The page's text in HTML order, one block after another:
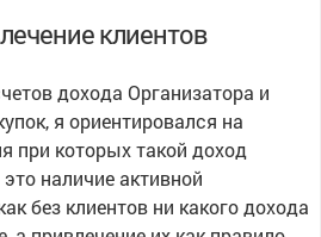
клиентов
дохода Организатора и
я ориентировался на
при которых такой доход
наличие активной
без клиентов ни какого дохода